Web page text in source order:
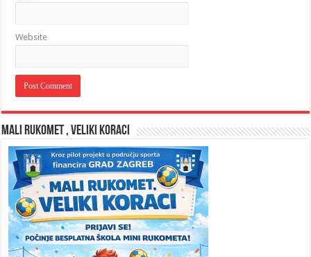
Website
MALI RUKOMET , VELIKI KORACI